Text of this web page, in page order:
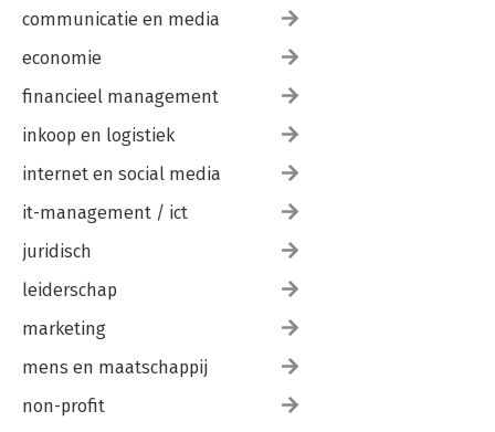
communicatie en media
economie
financieel management
inkoop en logistiek
internet en social media
it-management / ict
juridisch
leiderschap
marketing
mens en maatschappij
non-profit